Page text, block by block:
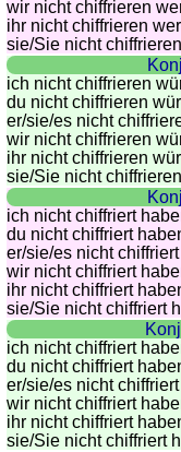
wir nicht chiffrieren
ihr nicht chiffrieren
sie/Sie nicht
ich nicht chiffrieren
du nicht chiffrieren
er/sie/es nicht
wir nicht chiffrieren
ihr nicht chiffrieren
sie/Sie nicht
ich nicht chiffriert
du nicht chiffriert
er/sie/es nicht
wir nicht chiffriert
ihr nicht chiffriert
sie/Sie nicht chiffriert
ich nicht chiffriert
du nicht chiffriert
er/sie/es nicht
wir nicht chiffriert
ihr nicht chiffriert
sie/Sie nicht chiffriert